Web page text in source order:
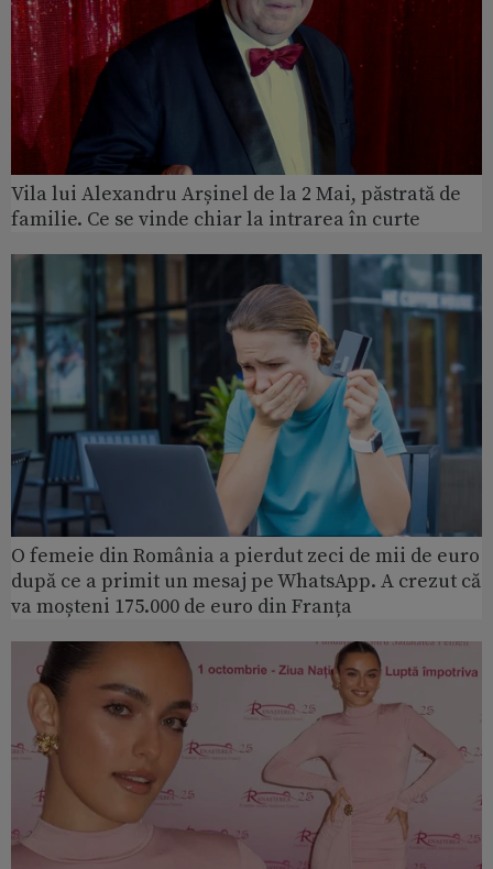
Vila lui Alexandru Arșinel de la 2 Mai, păstrată de
familie. Ce se vinde chiar la intrarea în curte
O femeie din România a pierdut zeci de mii de euro
după ce a primit un mesaj pe WhatsApp. A crezut că
va moșteni 175.000 de euro din Franța